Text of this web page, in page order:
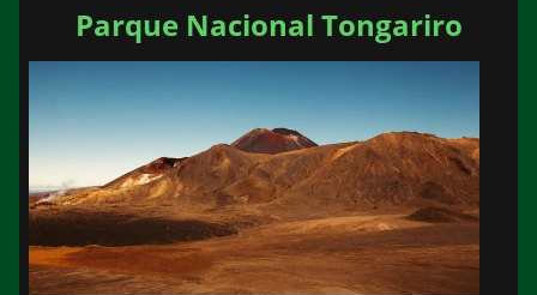
Parque Nacional Tongariro